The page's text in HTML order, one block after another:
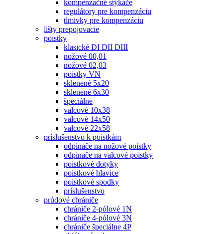
kompenzačné stýkače
regulátory pre kompenzáciu
tlmivky pre kompenzáciu
lišty prepojovacie
poistky
klasické DI DII DIII
nožové 00,01
nožové 02,03
poistky VN
sklenené 5x20
sklenené 6x30
špeciálne
valcové 10x38
valcové 14x50
valcové 22x58
príslušenstvo k poistkám
odpínače na nožové poistky
odpínače na valcové poistky
poistkové dotyky
poistkové hlavice
poistkové spodky
príslušenstvo
prúdové chrániče
chrániče 2-pólové 1N
chrániče 4-pólové 3N
chrániče špeciálne 4P